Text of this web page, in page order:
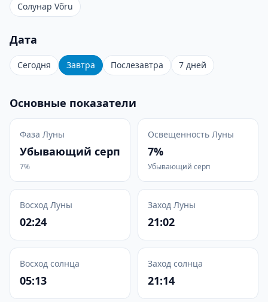
Солунар Võru
Дата
Сегодня Завтра Послезавтра 7 дней
Основные показатели
Фаза Луны
Убывающий серп
7%
Освещенность Луны
7%
Убывающий серп
Восход Луны
02:24
Заход Луны
21:02
Восход солнца
05:13
Заход солнца
21:14